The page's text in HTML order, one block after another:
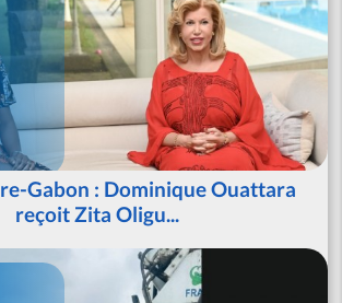
Gabon : Dominique Ouattara
reçoit Zita Oligu...